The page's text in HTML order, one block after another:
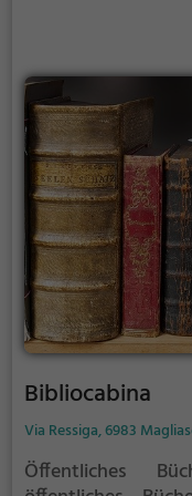
Bibliocabina
Via Ressiga, 6983
Öffentliches